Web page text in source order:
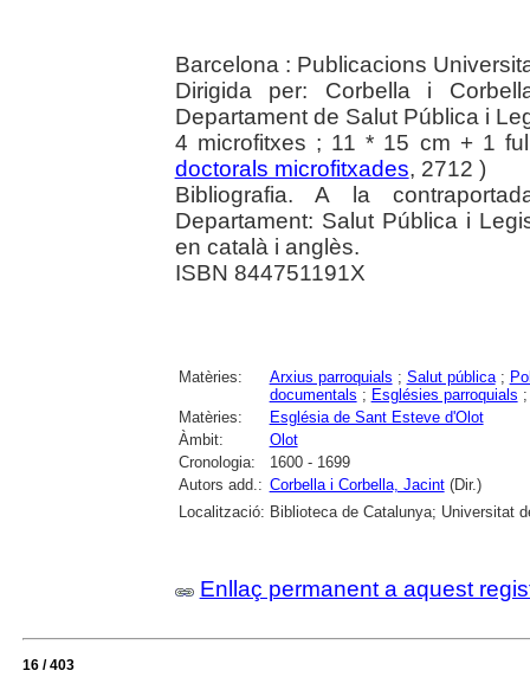
Barcelona : Publicacions
Dirigida per: Corbella i
Departament de Salut Pública i
4 microfitxes ; 11 * 15 cm + 1
doctorals microfitxades, 2712 )
Bibliografia. A la
Departament: Salut Pública i
en català i anglès.
ISBN 844751191X
Matèries: Arxius parroquials ; Salut pública;
documentals ; Esglésies parroquials
Matèries:
Església de Sant Esteve d'Olot
Àmbit:
Olot
Cronologia:
1600 - 1699
Autors add.: Corbella i Corbella, Jacint(Dir.)
Localització: Biblioteca de Catalunya; Universitat
Enllaç permanent a aquest
16 / 403